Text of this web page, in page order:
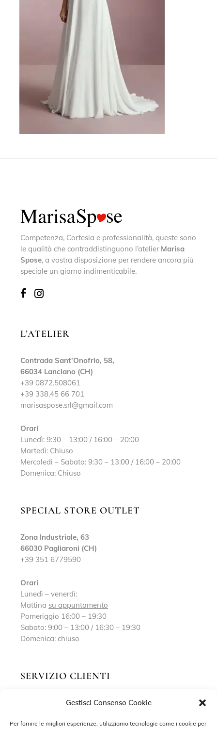
Gestisci Consenso Cookie
Per fornire le migliori esperienze, utilizziamo tecnologie come i cookie per
Competenza, Cortesia e professionalità, queste sono
le qualità che contraddistinguono l’atelier Marisa
Spose, a vostra disposizione per rendere ancora più
speciale un giorno indimenticabile.
L’ATELIER
Contrada Sant’Onofrio, 58,
66034 Lanciano (CH)
+39 0872.508061
+39 338.45 66 701
marisaspose.srl@gmail.com
Orari
Lunedì: 9:30 – 13:00 / 16:00 – 20:00
Martedì: Chiuso
Mercoledì – Sabato: 9:30 – 13:00 / 16:00 – 20:00
Domenica: Chiuso
SPECIAL STORE OUTLET
Zona Industriale, 63
66030 Pagliaroni (CH)
+39 351 6779590
Orari
Lunedì – venerdì:
Mattina su appuntamento
Pomeriggio 16:00 – 19:30
Sabato: 9:00 – 13:00 / 16:30 – 19:30
Domenica: chiuso
SERVIZIO CLIENTI
Richiedi un appuntamento
Contatti